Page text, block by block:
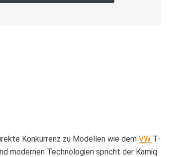
Konkurrenz zu Modellen wie dem VW T-
modernen Technologien spricht der Kamiq